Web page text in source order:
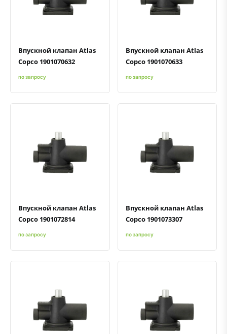
Быстрый просмотрДобавить к сравнению
Впускной клапан Atlas
Copco 1901070632
по запросу
Быстрый просмотрДобавить к сравнению
Впускной клапан Atlas
Copco 1901070633
по запросу
Быстрый просмотрДобавить к сравнению
Впускной клапан Atlas
Copco 1901072814
по запросу
Быстрый просмотрДобавить к сравнению
Впускной клапан Atlas
Copco 1901073307
по запросу
Быстрый просмотрДобавить к сравнению Быстрый просмотрДобавить к сравнению